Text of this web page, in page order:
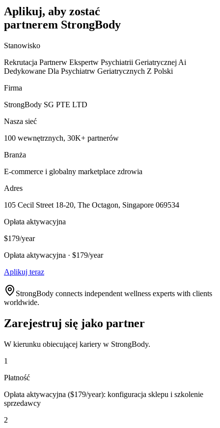
Aplikuj, aby zostać
partnerem StrongBody
Stanowisko
Rekrutacja Partnerw Ekspertw Psychiatrii Geriatrycznej Ai
Dedykowane Dla Psychiatrw Geriatrycznych Z Polski
Firma
StrongBody SG PTE LTD
Nasza sieć
100 wewnętrznych, 30K+ partnerów
Branża
E-commerce i globalny marketplace zdrowia
Adres
105 Cecil Street 18-20, The Octagon, Singapore 069534
Opłata aktywacyjna
$179/year
Opłata aktywacyjna · $179/year
Aplikuj teraz
StrongBody connects independent wellness experts with clients
worldwide.
Zarejestruj się jako partner
W kierunku obiecującej kariery w StrongBody.
1
Płatność
Opłata aktywacyjna ($179/year): konfiguracja sklepu i szkolenie
sprzedawcy
2